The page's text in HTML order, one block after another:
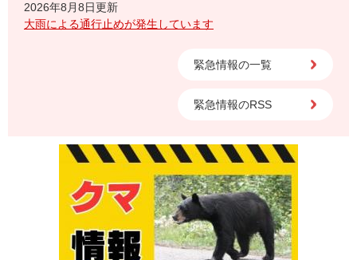
2026年8月8日更新
大雨による通行止めが発生しています
緊急情報の一覧
緊急情報のRSS